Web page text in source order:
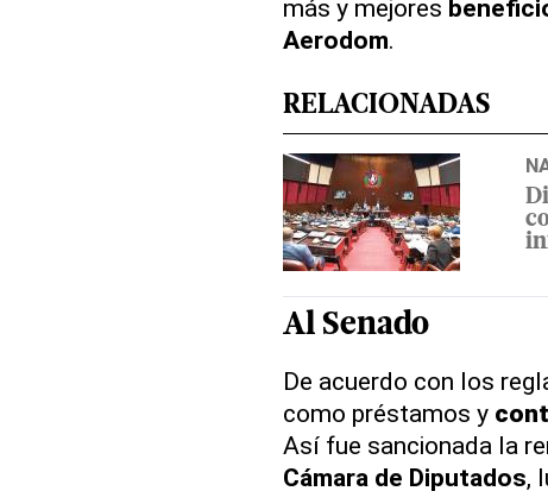
más y mejores
Aerodom.
RELACIONADAS
Al Senado
De acuerdo con los
como préstamos y
Así fue sancionada la
Cámara de Diputados,